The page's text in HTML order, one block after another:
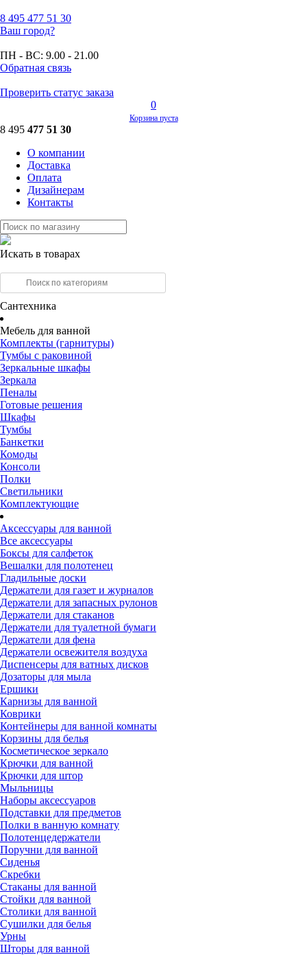
8 495 477 51 30
Ваш город?
ПН - ВС: 9.00 - 21.00
Обратная связь
Проверить статус заказа
0
Корзина пуста
8 495 477 51 30
О компании
Доставка
Оплата
Дизайнерам
Контакты
Искать в товарах
Сантехника
Мебель для ванной
Комплекты (гарнитуры)
Тумбы с раковиной
Зеркальные шкафы
Зеркала
Пеналы
Готовые решения
Шкафы
Тумбы
Банкетки
Комоды
Консоли
Полки
Светильники
Комплектующие
Аксессуары для ванной
Все аксессуары
Боксы для салфеток
Вешалки для полотенец
Гладильные доски
Держатели для газет и журналов
Держатели для запасных рулонов
Держатели для стаканов
Держатели для туалетной бумаги
Держатели для фена
Держатели освежителя воздуха
Диспенсеры для ватных дисков
Дозаторы для мыла
Ершики
Карнизы для ванной
Коврики
Контейнеры для ванной комнаты
Корзины для белья
Косметическое зеркало
Крючки для ванной
Крючки для штор
Мыльницы
Наборы аксессуаров
Подставки для предметов
Полки в ванную комнату
Полотенцедержатели
Поручни для ванной
Сиденья
Скребки
Стаканы для ванной
Стойки для ванной
Столики для ванной
Сушилки для белья
Урны
Шторы для ванной